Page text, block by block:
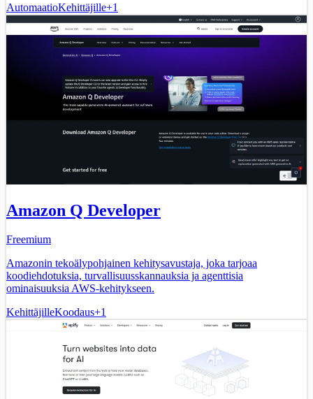
AutomaatioKehittäjille+1
Amazon Q Developer
Freemium
Amazonin tekoälypohjainen kehitysavustaja, joka tarjoaa
koodiehdotuksia, turvallisuusskannauksia ja agenttisia
ominaisuuksia AWS-kehitykseen.
KehittäjilleKoodaus+1